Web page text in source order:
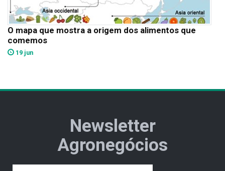
O mapa que mostra a origem dos alimentos que
comemos
19 jun
Newsletter
Agronegócios